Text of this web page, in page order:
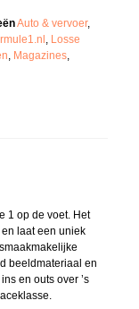
Auto & vervoer,
, Losse
, Magazines,
1 op de voet. Het
laat een uniek
beeldmateriaal en
en outs over ’s